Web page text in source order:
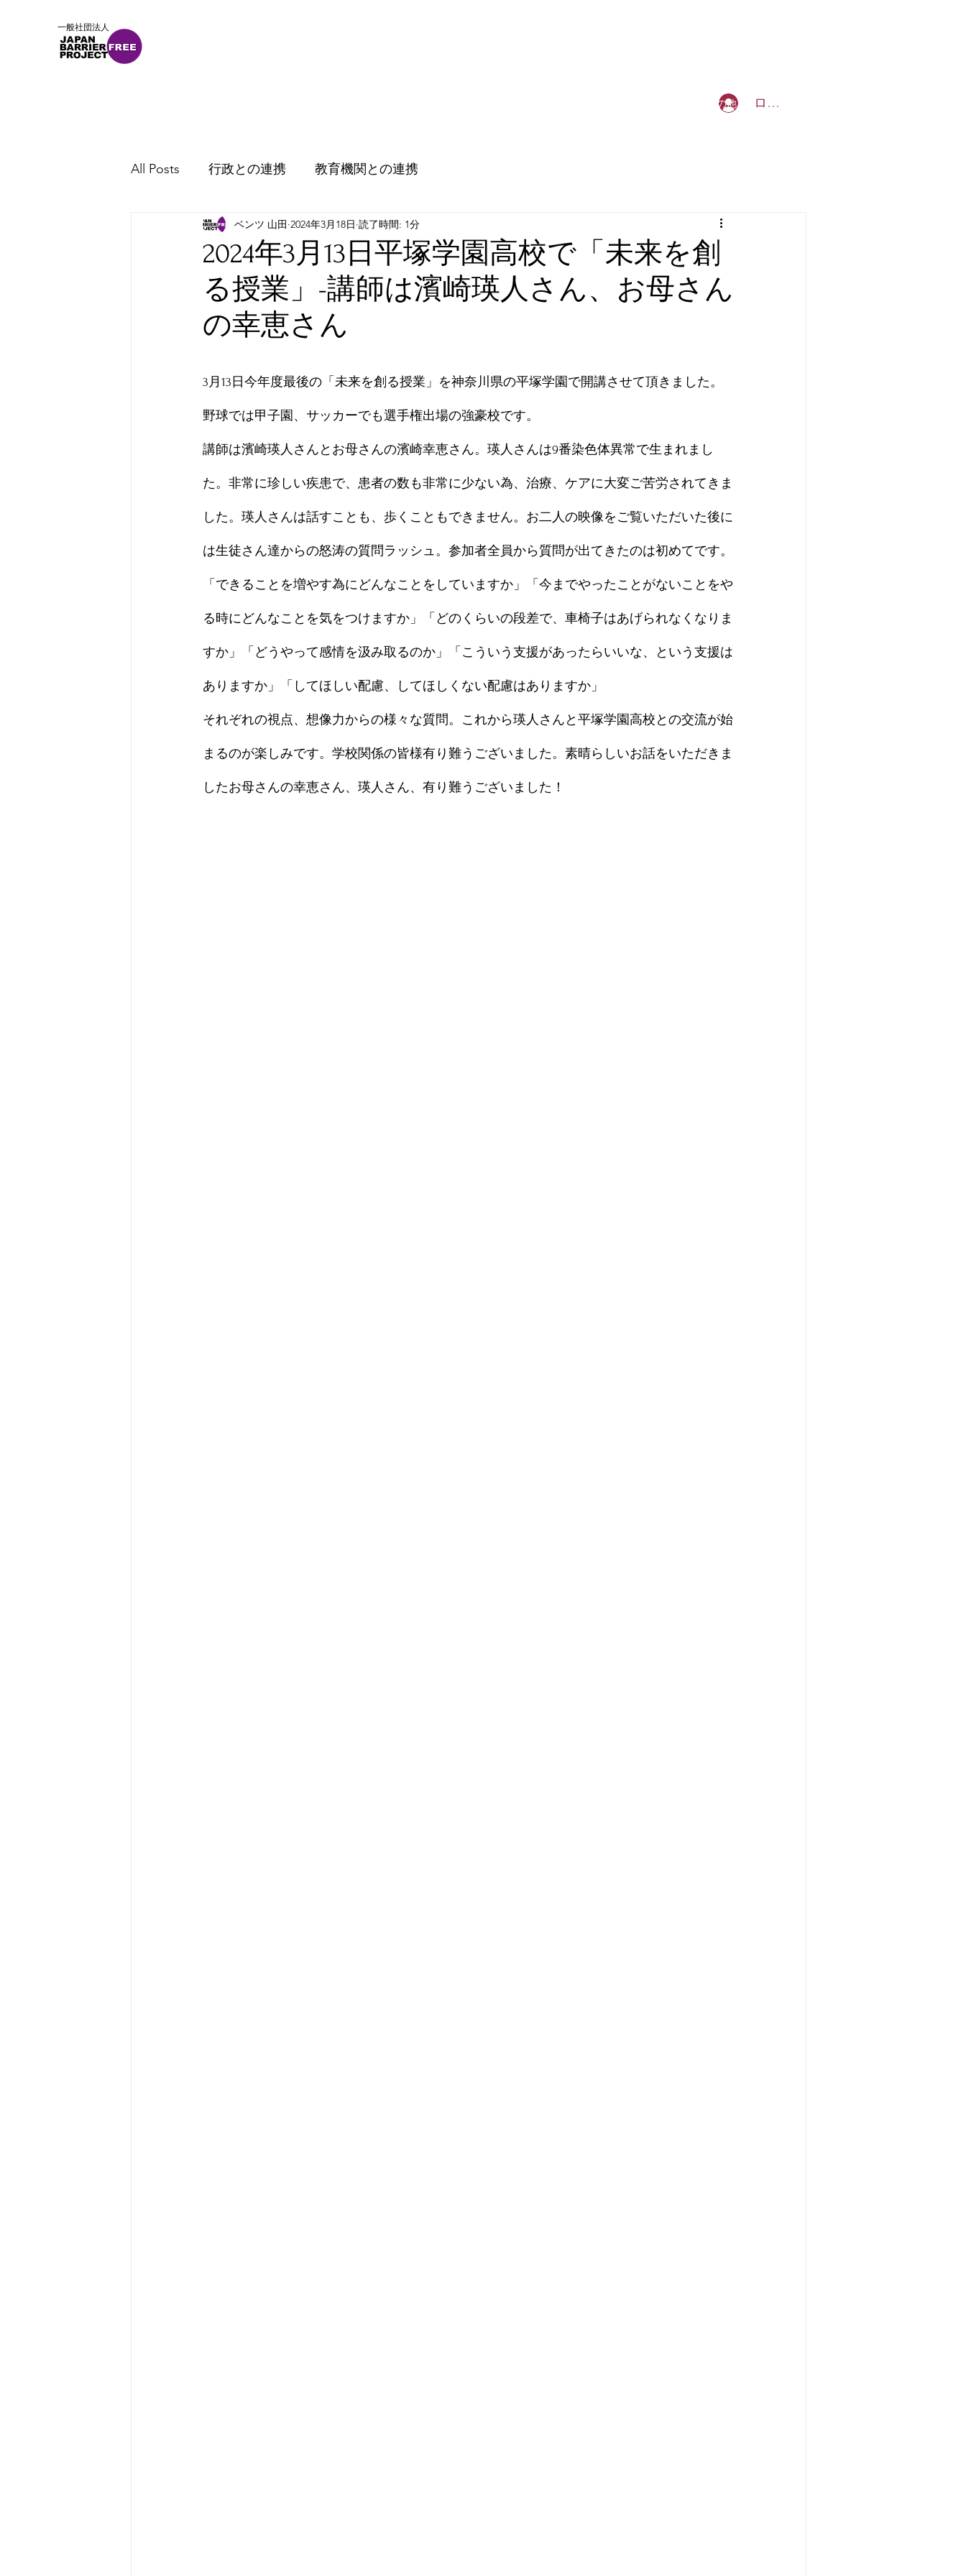
一般社団法人
その他
All Posts 行政との連携 教育機関との連携
2024年3月13日平塚学園高校で「未来を創
る授業」-講師は濱崎瑛人さん、お母さん
の幸恵さん
ベンツ 山田 2024年3月18日 読了時間: 1分
3月13日今年度最後の「未来を創る授業」を神奈川県の平塚学園で開講させて頂きました。
野球では甲子園、サッカーでも選手権出場の強豪校です。
講師は濱崎瑛人さんとお母さんの濱崎幸恵さん。瑛人さんは9番染色体異常で生まれまし
た。非常に珍しい疾患で、患者の数も非常に少ない為、治療、ケアに大変ご苦労されてきま
した。瑛人さんは話すことも、歩くこともできません。お二人の映像をご覧いただいた後に
は生徒さん達からの怒涛の質問ラッシュ。参加者全員から質問が出てきたのは初めてです。
「できることを増やす為にどんなことをしていますか」「今までやったことがないことをや
る時にどんなことを気をつけますか」「どのくらいの段差で、車椅子はあげられなくなりま
すか」「どうやって感情を汲み取るのか」「こういう支援があったらいいな、という支援は
ありますか」「してほしい配慮、してほしくない配慮はありますか」
それぞれの視点、想像力からの様々な質問。これから瑛人さんと平塚学園高校との交流が始
まるのが楽しみです。学校関係の皆様有り難うございました。素晴らしいお話をいただきま
したお母さんの幸恵さん、瑛人さん、有り難うございました！
ログイン